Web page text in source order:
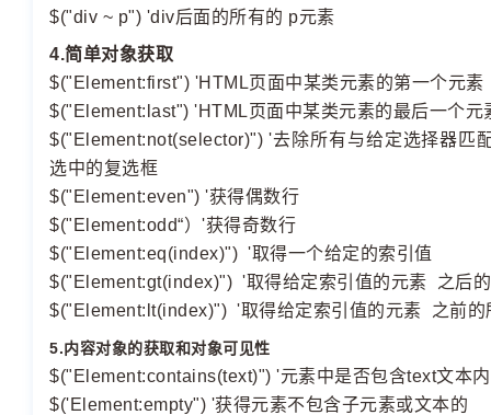
$("div ~ p") 'div后面的所有的 p元素
4.简单对象获取
$("Element:first") 'HTML页面中某类元素的第一个元素
$("Element:last") 'HTML页面中某类元素的最后一个元
$("Element:not(selector)") '去除所有与给定选择器匹
选中的复选框
$("Element:even") '获得偶数行
$("Element:odd“）'获得奇数行
$("Element:eq(index)") '取得一个给定的索引值
$("Element:gt(index)") '取得给定索引值的元素 之后
$("Element:lt(index)") '取得给定索引值的元素 之前的
5.内容对象的获取和对象可见性
$("Element:contains(text)") '元素中是否包含text文本
$('Element:empty") '获得元素不包含子元素或文本的